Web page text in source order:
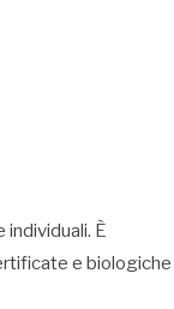
È
e biologiche